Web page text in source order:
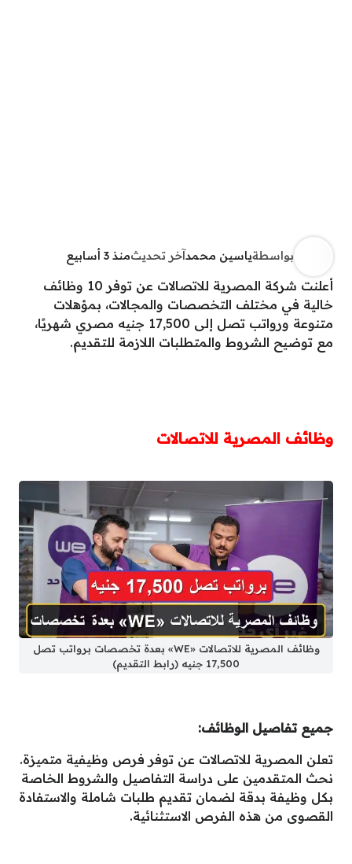
بواسطةياسين محمدآخر تحديثمنذ 3 أسابيع
أعلنت شركة المصرية للاتصالات عن توفر 10 وظائف
خالية في مختلف التخصصات والمجالات، بمؤهلات
متنوعة ورواتب تصل إلى 17,500 جنيه مصري شهريًا،
مع توضيح الشروط والمتطلبات اللازمة للتقديم.
وظائف المصرية للاتصالات
وظائف المصرية للاتصالات «WE» بعدة تخصصات برواتب تصل
17,500 جنيه (رابط التقديم)
جميع تفاصيل الوظائف:
تعلن المصرية للاتصالات عن توفر فرص وظيفية متميزة.
نحث المتقدمين على دراسة التفاصيل والشروط الخاصة
بكل وظيفة بدقة لضمان تقديم طلبات شاملة والاستفادة
القصوى من هذه الفرص الاستثنائية.